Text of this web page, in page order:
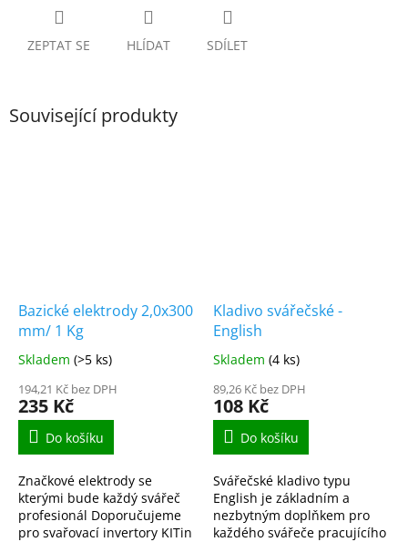
ZEPTAT SE HLÍDAT SDÍLET
Související produkty
Bazické elektrody 2,0x300
mm/ 1 Kg
Skladem (>5 ks)
194,21 Kč bez DPH
235 Kč
Do košíku
Značkové elektrody se
kterými bude každý svářeč
profesionál Doporučujeme
pro svařovací invertory KITin
Kladivo svářečské -
English
Skladem (4 ks)
89,26 Kč bez DPH
108 Kč
Do košíku
Svářečské kladivo typu
English je základním a
nezbytným doplňkem pro
každého svářeče pracujícího